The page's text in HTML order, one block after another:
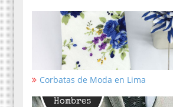
Corbatas de Moda en Lima